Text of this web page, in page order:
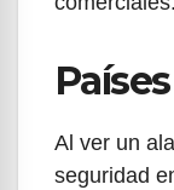
Al ver un
seguridad